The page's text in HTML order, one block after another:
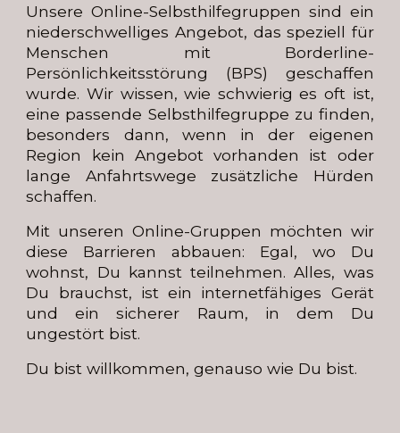
Unsere Online-Selbsthilfegruppen sind ein
niederschwelliges Angebot, das speziell für
Menschen mit Borderline-
Persönlichkeitsstörung (BPS) geschaffen
wurde. Wir wissen, wie schwierig es oft ist,
eine passende Selbsthilfegruppe zu finden,
besonders dann, wenn in der eigenen
Region kein Angebot vorhanden ist oder
lange Anfahrtswege zusätzliche Hürden
schaffen.
Mit unseren Online-Gruppen möchten wir
diese Barrieren abbauen: Egal, wo Du
wohnst, Du kannst teilnehmen. Alles, was
Du brauchst, ist ein internetfähiges Gerät
und ein sicherer Raum, in dem Du
ungestört bist.
Du bist willkommen, genauso wie Du bist.